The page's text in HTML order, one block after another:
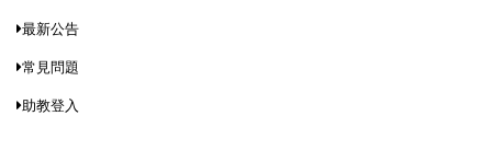
最新公告
常見問題
助教登入